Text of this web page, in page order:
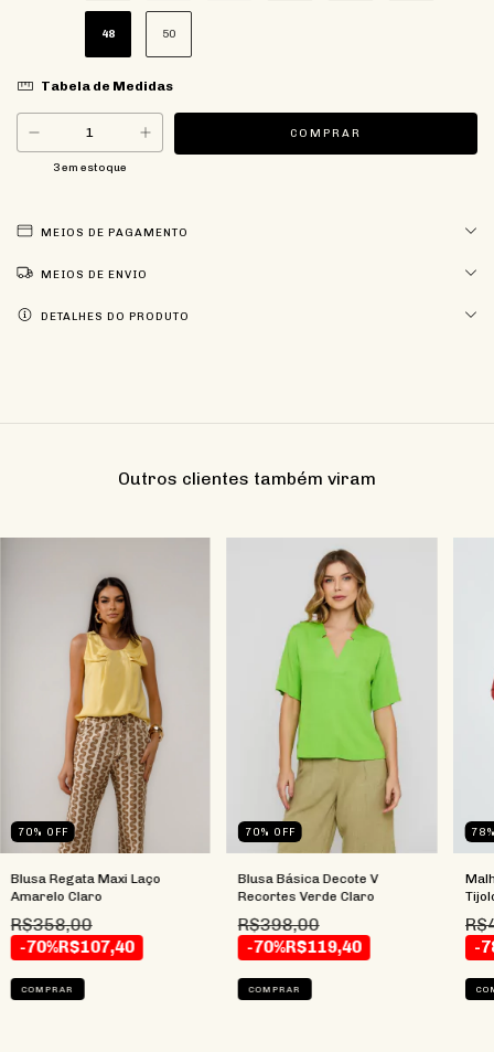
48 50
Tabela de Medidas
3em estoque
MEIOS DE PAGAMENTO
MEIOS DE ENVIO
DETALHES DO PRODUTO
Outros clientes também viram
70% OFF
Blusa Regata Maxi Laço
Amarelo Claro
R$358,00
-70%R$107,40
COMPRAR
70% OFF
Blusa Básica Decote V
Recortes Verde Claro
R$398,00
-70%R$119,40
COMPRAR
78
-